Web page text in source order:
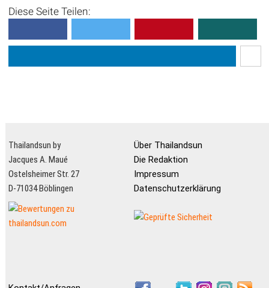
Diese Seite Teilen:
Thailandsun by
Jacques A. Maué
Ostelsheimer Str. 27
D-71034 Böblingen
Über Thailandsun
Die Redaktion
Impressum
Datenschutzerklärung